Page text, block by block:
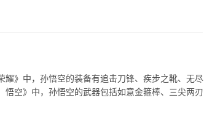
》中，孙悟空的装备有追击刀锋、疾步之靴、无尽
空》中，孙悟空的武器包括如意金箍棒、三尖两刃